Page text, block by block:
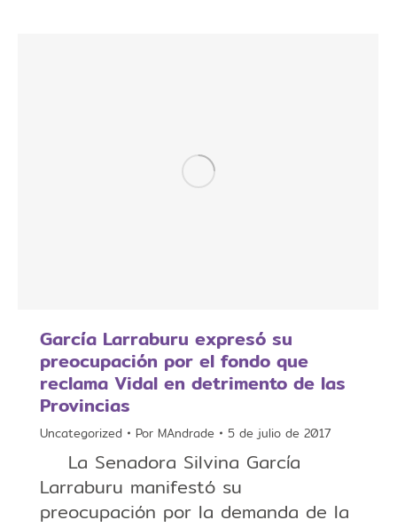
García Larraburu expresó su
preocupación por el fondo que
reclama Vidal en detrimento de las
Provincias
Uncategorized Por MAndrade 5 de julio de 2017
La Senadora Silvina García
Larraburu manifestó su
preocupación por la demanda de la